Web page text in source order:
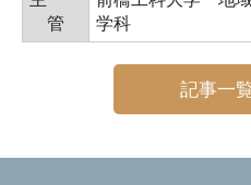
管
学科
記事一